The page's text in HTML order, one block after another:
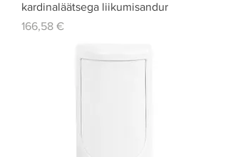
kardinaläätsega liikumisandur
Price
166,58 €